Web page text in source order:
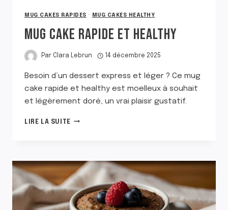
MUG CAKES RAPIDES · MUG CAKES HEALTHY
MUG CAKE RAPIDE ET HEALTHY
Par Clara Lebrun 14 décembre 2025
Besoin d’un dessert express et léger ? Ce mug
cake rapide et healthy est moelleux à souhait
et légèrement doré, un vrai plaisir gustatif.
LIRE LA SUITEMUG
HEALTHY